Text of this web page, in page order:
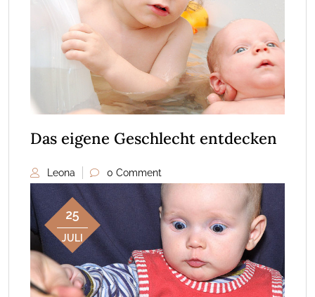
Das eigene Geschlecht entdecken
Leona 0 Comment
25
JULI